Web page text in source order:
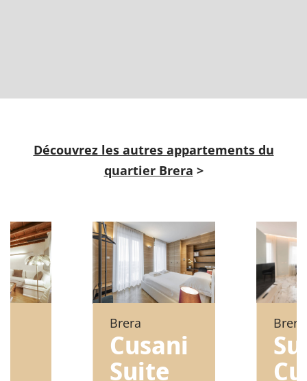
Découvrez les autres appartements du
quartier Brera >
Brera
Cusani
Suite
Brera